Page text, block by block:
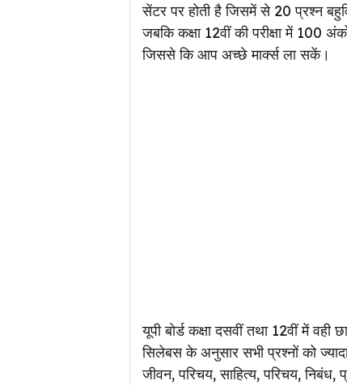
सेंटर पर होती है जिसमें से 20 प्रश्न
जबकि कक्षा 12वीं की परीक्षा में 100
जिससे कि आप अच्छे मार्क्स ला सकें।
यूपी बोर्ड कक्षा दसवीं तथा 12वीं में
सिलेबस के अनुसार सभी प्रश्नों को
जीवन, परिचय, साहित्य, परिचय,